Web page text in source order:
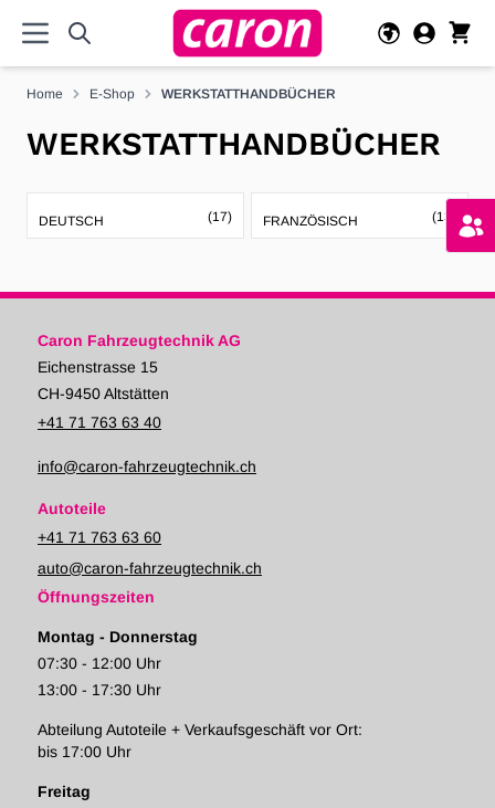
Home E-Shop WERKSTATTHANDBÜCHER
WERKSTATTHANDBÜCHER
DEUTSCH (17) FRANZÖSISCH (13)
Caron Fahrzeugtechnik AG
Eichenstrasse 15
CH-9450 Altstätten
+41 71 763 63 40
info@caron-fahrzeugtechnik.ch
Autoteile
+41 71 763 63 60
auto@caron-fahrzeugtechnik.ch
Öffnungszeiten
Montag - Donnerstag
07:30 - 12:00 Uhr
13:00 - 17:30 Uhr
Abteilung Autoteile + Verkaufsgeschäft vor Ort:
bis 17:00 Uhr
Freitag